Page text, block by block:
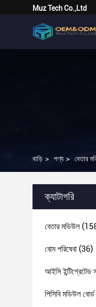
Muz Tech Co.,Ltd
বাড়ি > পণ্য > বেতার
ক্যাটাগরি
বেতার মডিউল
বোম পরিষেবা (36)
আইসি ইন্টিগ্রেটেড
পিসিবি মডিউল বোর্ড